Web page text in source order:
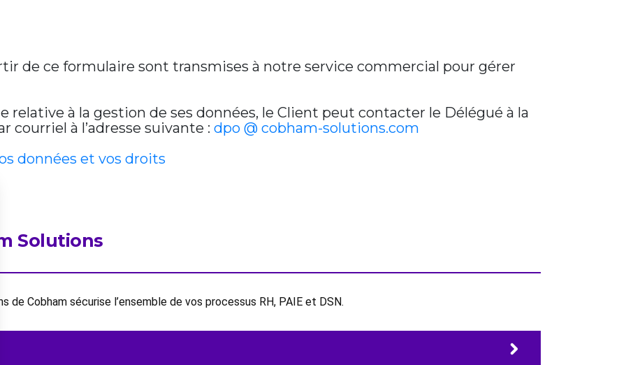
de ce formulaire sont transmises à notre service commercial pour gérer
à la gestion de ses données, le Client peut contacter le Délégué à la
courriel à l’adresse suivante : dpo @ cobham-solutions.com
données et vos droits
Solutions
Cobham sécurise l’ensemble de vos processus RH, PAIE et DSN.